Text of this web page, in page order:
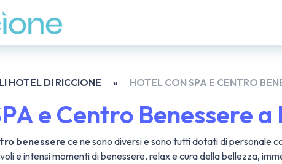
HOTEL DI RICCIONE » HOTEL CON SPA E CENTRO
e Centro Benessere a
benesserece ne sono diversi e sono tutti dotati di personale
e intensi momenti di benessere, relax e cura della bellezza,